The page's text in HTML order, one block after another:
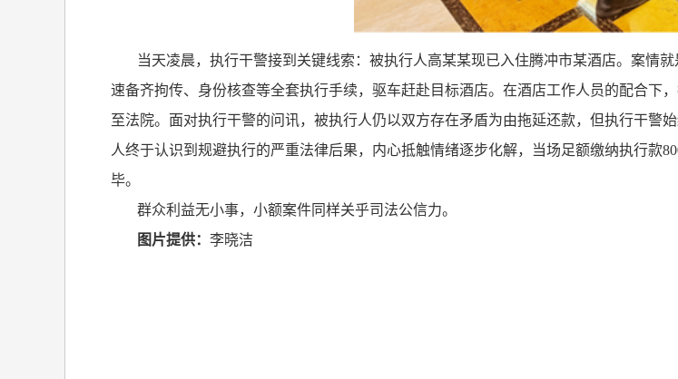
当天凌晨，执行干警接到关键线索：被执行人高某某现已入住腾冲市某酒店。案情
速备齐拘传、身份核查等全套执行手续，驱车赶赴目标酒店。在酒店工作人员的配合下
至法院。面对执行干警的问讯，被执行人仍以双方存在矛盾为由拖延还款，但执行干警
人终于认识到规避执行的严重法律后果，内心抵触情绪逐步化解，当场足额缴纳执行款
毕。
群众利益无小事，小额案件同样关乎司法公信力。
图片提供： 李晓洁